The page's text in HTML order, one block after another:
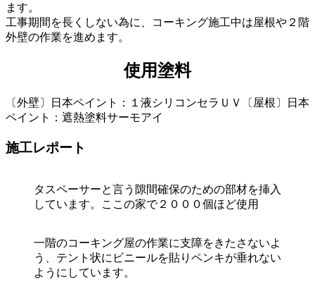
ます。
工事期間を長くしない為に、コーキング施工中は屋根や２階
外壁の作業を進めます。
使用塗料
〔外壁〕日本ペイント：１液シリコンセラＵＶ〔屋根〕日本
ペイント：遮熱塗料サーモアイ
施工レポート
タスペーサーと言う隙間確保のための部材を挿入
しています。ここの家で２０００個ほど使用
一階のコーキング屋の作業に支障をきたさないよ
う、テント状にビニールを貼りペンキが垂れない
ようにしています。